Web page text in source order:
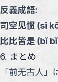
反義成語:
司空见惯(sī
比比皆是 (bǐ
6. まとめ
「前无古人